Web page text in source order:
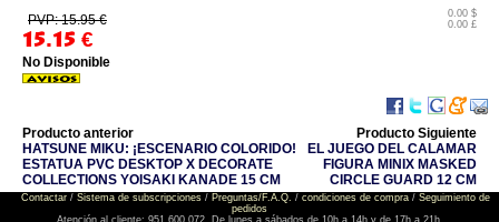
PVP: 15.95 €
15.15 €
0.00 $
0.00 £
No Disponible
Producto anterior
HATSUNE MIKU: ¡ESCENARIO COLORIDO!
ESTATUA PVC DESKTOP X DECORATE
COLLECTIONS YOISAKI KANADE 15 CM
Producto Siguiente
EL JUEGO DEL CALAMAR
FIGURA MINIX MASKED
CIRCLE GUARD 12 CM
Contactar/ Sistema de subscripciones/ Preguntas/F.A.Q. / condiciones de compra/ Seguimiento de
pedidos